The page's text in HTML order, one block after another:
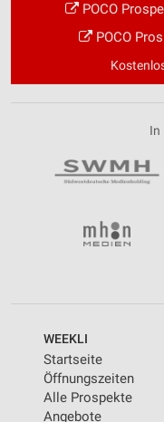
POCO
POCO
In
WEEKLI
Startseite
Öffnungszeiten
Alle Prospekte
Angebote